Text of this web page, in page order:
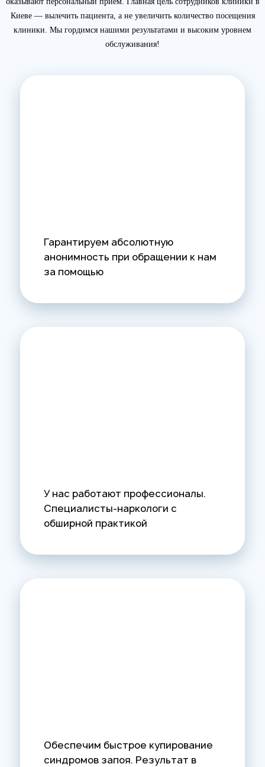
Киеве — вылечить пациента, а не увеличить количество посещения
клиники. Мы гордимся нашими результатами и высоким уровнем
обслуживания!
Гарантируем абсолютную
анонимность при обращении к нам
за помощью
У нас работают профессионалы.
Специалисты-наркологи с
обширной практикой
Обеспечим быстрое купирование
синдромов запоя. Результат в